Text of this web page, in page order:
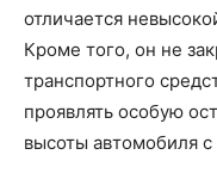
отличается
Кроме того, он не
транспортного
проявлять особую
высоты автомобиля